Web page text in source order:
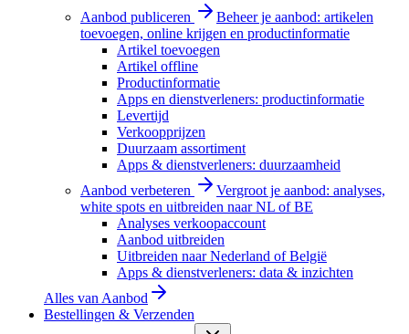
Aanbod publiceren
Beheer je aanbod: artikelen
toevoegen, online krijgen en productinformatie
Artikel toevoegen
Artikel offline
Productinformatie
Apps en dienstverleners: productinformatie
Levertijd
Verkoopprijzen
Duurzaam assortiment
Apps & dienstverleners: duurzaamheid
Aanbod verbeteren
Vergroot je aanbod: analyses,
white spots en uitbreiden naar NL of BE
Analyses verkoopaccount
Aanbod uitbreiden
Uitbreiden naar Nederland of België
Apps & dienstverleners: data & inzichten
Alles van Aanbod
Bestellingen & Verzenden